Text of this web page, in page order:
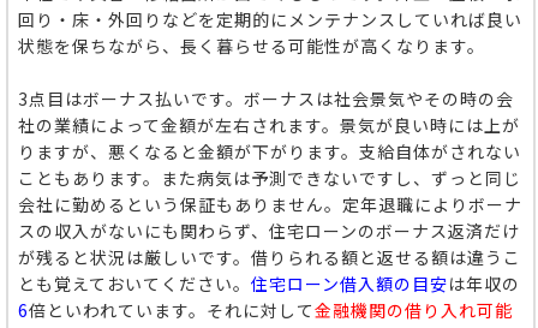
回り・床・外回りなどを定期的にメンテナンスしていれば良い
状態を保ちながら、長く暮らせる可能性が高くなります。
3点目はボーナス払いです。ボーナスは社会景気やその時の会
社の業績によって金額が左右されます。景気が良い時には上が
りますが、悪くなると金額が下がります。支給自体がされない
こともあります。また病気は予測できないですし、ずっと同じ
会社に勤めるという保証もありません。定年退職によりボーナ
スの収入がないにも関わらず、住宅ローンのボーナス返済だけ
が残ると状況は厳しいです。借りられる額と返せる額は違うこ
とも覚えておいてください。 住宅ローン借入額の目安は年収の
6倍といわれています。それに対して金融機関の借り入れ可能